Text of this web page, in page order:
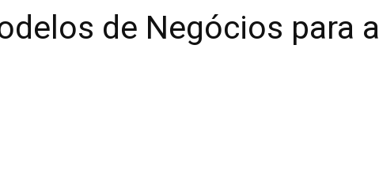
de Negócios para a